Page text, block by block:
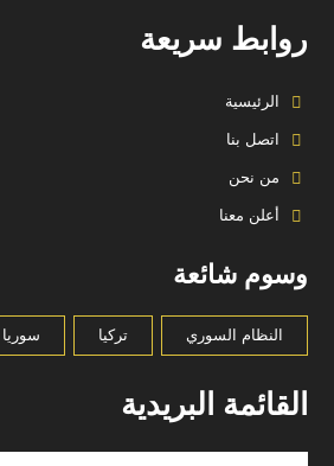
روابط سريعة
الرئيسية
اتصل بنا
من نحن
أعلن معنا
وسوم شائعة
النظام السوري تركيا سوريا
القائمة البريدية